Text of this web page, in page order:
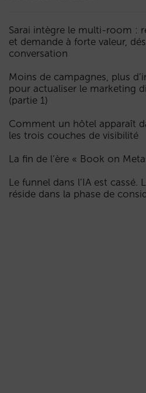
Sarai intègre le multi-room :
et demande à forte valeur,
conversation
Moins de campagnes, plus
pour actualiser le marketing
(partie 1)
Comment un hôtel apparaît
les trois couches de visibilité
La fin de l’ère « Book on
Le funnel dans l’IA est cassé.
réside dans la phase de